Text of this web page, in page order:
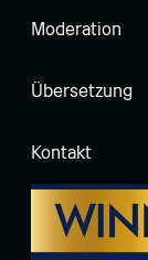
Moderation
Übersetzung
Kontakt